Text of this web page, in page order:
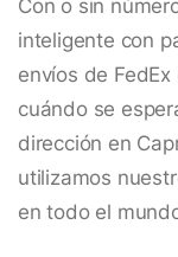
Con o sin
inteligente con
envíos de
cuándo se
dirección en
utilizamos
en todo el